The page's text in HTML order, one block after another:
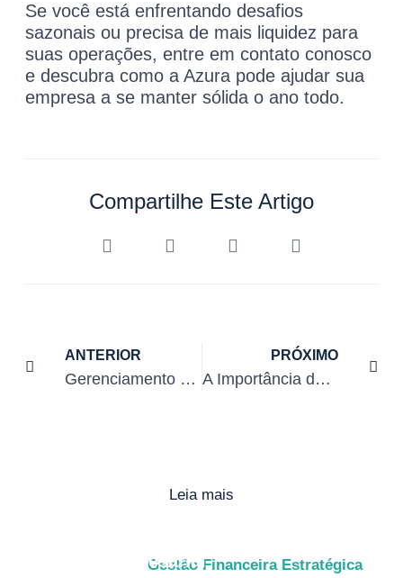
Se você está enfrentando desafios
sazonais ou precisa de mais liquidez para
suas operações, entre em contato conosco
e descubra como a Azura pode ajudar sua
empresa a se manter sólida o ano todo.
Compartilhe Este Artigo
ANTERIOR
Gerenciamento de Fluxo de Caixa: Evite Surpresas e Garanta o Crescimento
PRÓXIMO
A Importância de Ter Capital de Giro para Crescer no Mercado Competitivo
Leia mais
Gestão Financeira Estratégica
liquidez empresarial